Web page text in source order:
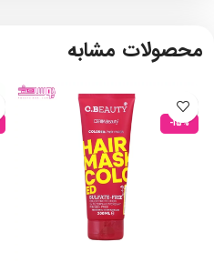
محصولات مشابه
-15%